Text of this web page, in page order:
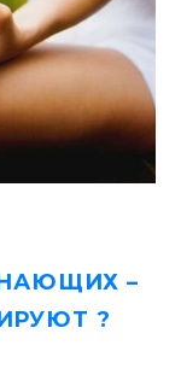
–
?